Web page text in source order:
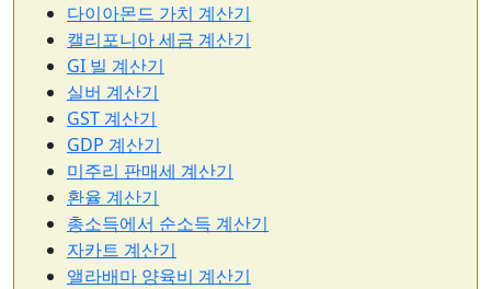
다이아몬드 가치 계산기
캘리포니아 세금 계산기
GI 빌 계산기
실버 계산기
GST 계산기
GDP 계산기
미주리 판매세 계산기
환율 계산기
총소득에서 순소득 계산기
자카트 계산기
앨라배마 양육비 계산기